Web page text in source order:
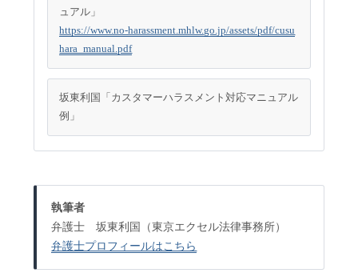
ュアル」
https://www.no-harassment.mhlw.go.jp/assets/pdf/cusu
hara_manual.pdf
坂東利国「カスタマーハラスメント対応マニュアル
例」
執筆者
弁護士 坂東利国（東京エクセル法律事務所）
弁護士プロフィールはこちら